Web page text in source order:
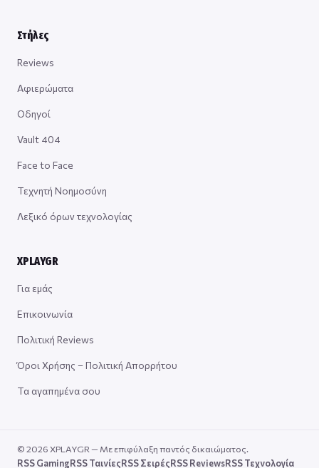
Στήλες
Reviews
Αφιερώματα
Οδηγοί
Vault 404
Face to Face
Τεχνητή Νοημοσύνη
Λεξικό όρων τεχνολογίας
XPLAYGR
Για εμάς
Επικοινωνία
Πολιτική Reviews
Όροι Χρήσης – Πολιτική Απορρήτου
Τα αγαπημένα σου
© 2026 XPLAYGR — Με επιφύλαξη παντός δικαιώματος.
RSS GamingRSS ΤαινίεςRSS ΣειρέςRSS ReviewsRSS Τεχνολογία